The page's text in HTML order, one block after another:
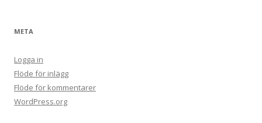
META
Logga in
Flöde för inlägg
Flöde för kommentarer
WordPress.org